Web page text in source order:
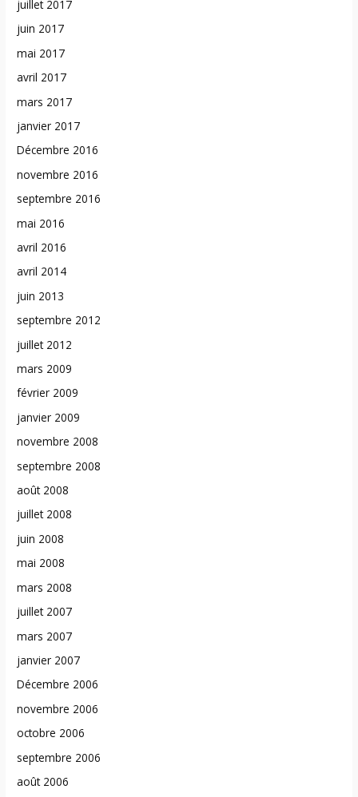
juillet 2017
juin 2017
mai 2017
avril 2017
mars 2017
janvier 2017
Décembre 2016
novembre 2016
septembre 2016
mai 2016
avril 2016
avril 2014
juin 2013
septembre 2012
juillet 2012
mars 2009
février 2009
janvier 2009
novembre 2008
septembre 2008
août 2008
juillet 2008
juin 2008
mai 2008
mars 2008
juillet 2007
mars 2007
janvier 2007
Décembre 2006
novembre 2006
octobre 2006
septembre 2006
août 2006